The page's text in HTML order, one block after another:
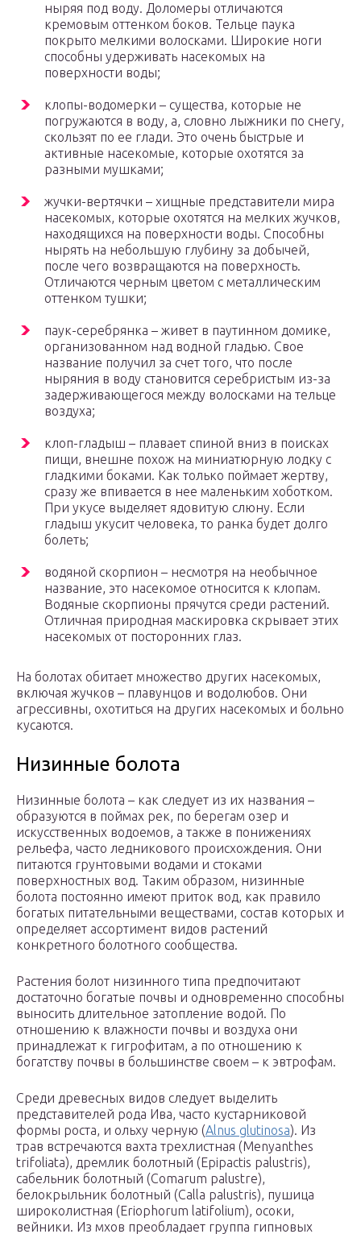
ныряя под воду. Доломеры отличаются
кремовым оттенком боков. Тельце паука
покрыто мелкими волосками. Широкие ноги
способны удерживать насекомых на
поверхности воды;
клопы-водомерки – существа, которые не
погружаются в воду, а, словно лыжники по снегу,
скользят по ее глади. Это очень быстрые и
активные насекомые, которые охотятся за
разными мушками;
жучки-вертячки – хищные представители мира
насекомых, которые охотятся на мелких жучков,
находящихся на поверхности воды. Способны
нырять на небольшую глубину за добычей,
после чего возвращаются на поверхность.
Отличаются черным цветом с металлическим
оттенком тушки;
паук-серебрянка – живет в паутинном домике,
организованном над водной гладью. Свое
название получил за счет того, что после
ныряния в воду становится серебристым из-за
задерживающегося между волосками на тельце
воздуха;
клоп-гладыш – плавает спиной вниз в поисках
пищи, внешне похож на миниатюрную лодку с
гладкими боками. Как только поймает жертву,
сразу же впивается в нее маленьким хоботком.
При укусе выделяет ядовитую слюну. Если
гладыш укусит человека, то ранка будет долго
болеть;
водяной скорпион – несмотря на необычное
название, это насекомое относится к клопам.
Водяные скорпионы прячутся среди растений.
Отличная природная маскировка скрывает этих
насекомых от посторонних глаз.
На болотах обитает множество других насекомых,
включая жучков – плавунцов и водолюбов. Они
агрессивны, охотиться на других насекомых и больно
кусаются.
Низинные болота
Низинные болота – как следует из их названия –
образуются в поймах рек, по берегам озер и
искусственных водоемов, а также в понижениях
рельефа, часто ледникового происхождения. Они
питаются грунтовыми водами и стоками
поверхностных вод. Таким образом, низинные
болота постоянно имеют приток вод, как правило
богатых питательными веществами, состав которых и
определяет ассортимент видов растений
конкретного болотного сообщества.
Растения болот низинного типа предпочитают
достаточно богатые почвы и одновременно способны
выносить длительное затопление водой. По
отношению к влажности почвы и воздуха они
принадлежат к гигрофитам, а по отношению к
богатству почвы в большинстве своем – к эвтрофам.
Среди древесных видов следует выделить
представителей рода Ива, часто кустарниковой
формы роста, и ольху черную (Alnus glutinosa). Из
трав встречаются вахта трехлистная (Menyanthes
trifoliata), дремлик болотный (Epipactis palustris),
сабельник болотный (Comarum palustre),
белокрыльник болотный (Calla palustris), пушица
широколистная (Eriophorum latifolium), осоки,
вейники. Из мхов преобладает группа гипновых